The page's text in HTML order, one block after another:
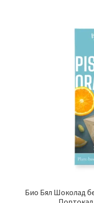
Био Бял Шоколад